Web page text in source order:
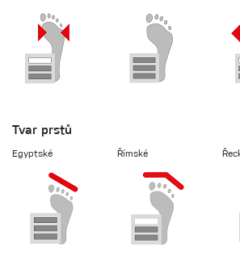
Tvar prstů
Egyptské Římské